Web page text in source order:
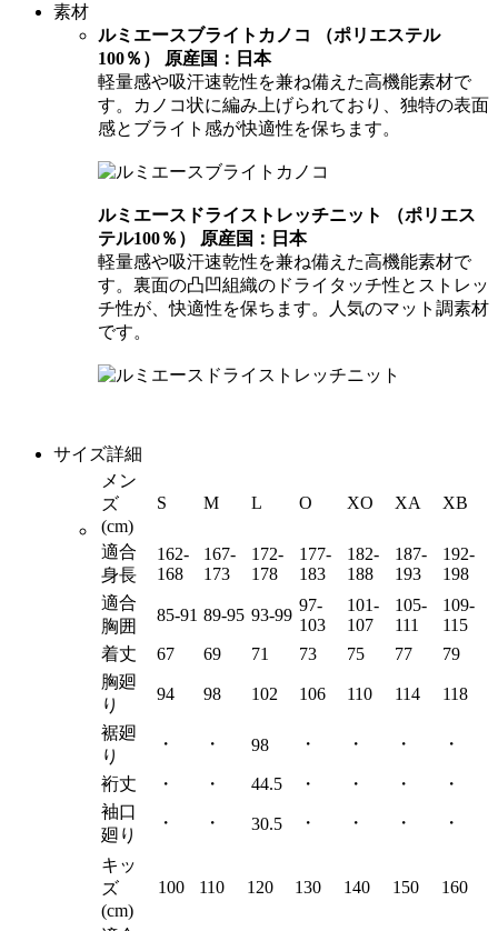
素材
ルミエースブライトカノコ （ポリエステル
100％） 原産国：日本
軽量感や吸汗速乾性を兼ね備えた高機能素材で
す。カノコ状に編み上げられており、独特の表面
感とブライト感が快適性を保ちます。
ルミエースドライストレッチニット （ポリエス
テル100％） 原産国：日本
軽量感や吸汗速乾性を兼ね備えた高機能素材で
す。裏面の凸凹組織のドライタッチ性とストレッ
チ性が、快適性を保ちます。人気のマット調素材
です。
サイズ詳細
メン
ズ
(cm)
S M L O XO XA XB
適合
身長
162-
168
167-
173
172-
178
177-
183
182-
188
187-
193
192-
198
適合
胸囲
85-91 89-95 93-99
97-
103
101-
107
105-
111
109-
115
着丈
67 69 71 73 75 77
79
胸廻
り
94 98 102 106 110 114 118
裾廻
り
・ ・ 98 ・ ・ ・ ・
裄丈 ・ ・ 44.5 ・ ・ ・
・
袖口
廻り
・ ・ 30.5 ・ ・ ・ ・
キッ
ズ
(cm)
100 110 120 130 140 150 160